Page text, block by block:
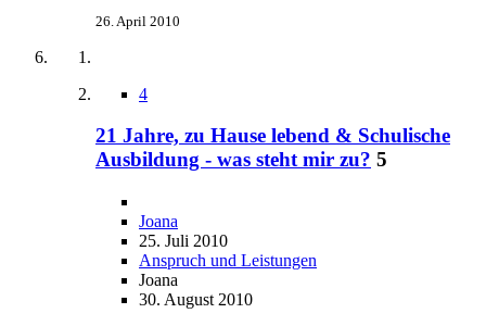
26. April 2010
4
21 Jahre, zu Hause lebend & Schulische
Ausbildung - was steht mir zu? 5
Joana
25. Juli 2010
Anspruch und Leistungen
Joana
30. August 2010